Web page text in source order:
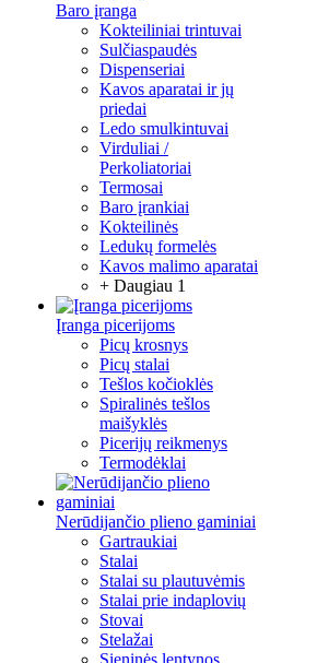
Baro įranga
Kokteiliniai trintuvai
Sulčiaspaudės
Dispenseriai
Kavos aparatai ir jų
priedai
Ledo smulkintuvai
Virduliai /
Perkoliatoriai
Termosai
Baro įrankiai
Kokteilinės
Ledukų formelės
Kavos malimo aparatai
+ Daugiau 1
Įranga picerijoms
Picų krosnys
Picų stalai
Tešlos kočioklės
Spiralinės tešlos
maišyklės
Picerijų reikmenys
Termodėklai
Nerūdijančio plieno gaminiai
Gartraukiai
Stalai
Stalai su plautuvėmis
Stalai prie indaplovių
Stovai
Stelažai
Sieninės lentynos